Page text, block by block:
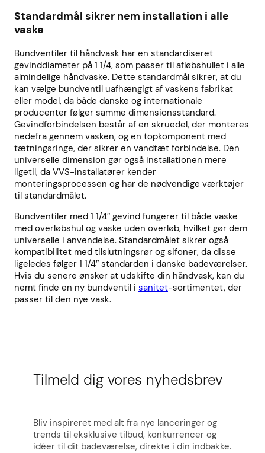
Standardmål sikrer nem installation i alle
vaske
Bundventiler til håndvask har en standardiseret
gevinddiameter på 1 1/4, som passer til afløbshullet i alle
almindelige håndvaske. Dette standardmål sikrer, at du
kan vælge bundventil uafhængigt af vaskens fabrikat
eller model, da både danske og internationale
producenter følger samme dimensionsstandard.
Gevindforbindelsen består af en skruedel, der monteres
nedefra gennem vasken, og en topkomponent med
tætningsringe, der sikrer en vandtæt forbindelse. Den
universelle dimension gør også installationen mere
ligetil, da VVS-installatører kender
monteringsprocessen og har de nødvendige værktøjer
til standardmålet.
Bundventiler med 1 1/4″ gevind fungerer til både vaske
med overløbshul og vaske uden overløb, hvilket gør dem
universelle i anvendelse. Standardmålet sikrer også
kompatibilitet med tilslutningsrør og sifoner, da disse
ligeledes følger 1 1/4″ standarden i danske badeværelser.
Hvis du senere ønsker at udskifte din håndvask, kan du
nemt finde en ny bundventil i sanitet-sortimentet, der
passer til den nye vask.
Tilmeld dig vores nyhedsbrev
Bliv inspireret med alt fra nye lanceringer og
trends til eksklusive tilbud, konkurrencer og
idéer til dit badeværelse, direkte i din indbakke.